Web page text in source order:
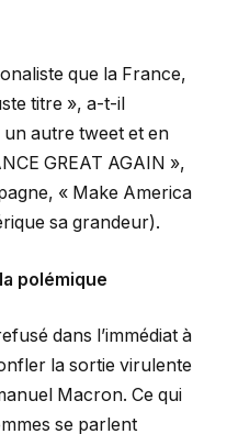
que la France,
titre », a-t-il
un autre tweet et en
GREAT AGAIN »,
« Make America
sa grandeur).
polémique
dans l’immédiat à
la sortie virulente
Macron. Ce qui
se parlent